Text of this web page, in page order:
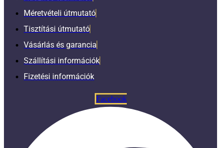
Méretvételi útmutató
Tisztítási útmutató
Vásárlás és garancia
Szállítási információk
Fizetési információk
Facebook